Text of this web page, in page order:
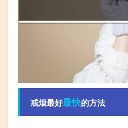
戒烟最好最快的方法